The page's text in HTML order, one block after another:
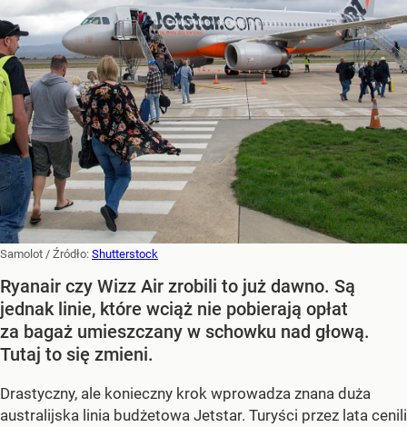
Samolot / Źródło: Shutterstock
Ryanair czy Wizz Air zrobili to już dawno. Są
jednak linie, które wciąż nie pobierają opłat
za bagaż umieszczany w schowku nad głową.
Tutaj to się zmieni.
Drastyczny, ale konieczny krok wprowadza znana duża
australijska linia budżetowa Jetstar. Turyści przez lata cenili